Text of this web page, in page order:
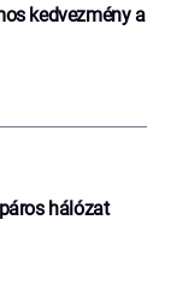
kedvezmény a
hálózat